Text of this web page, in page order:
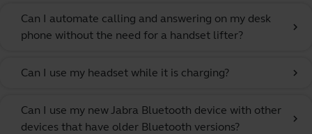
Can I automate calling and answering on my desk
phone without the need for a handset lifter?
chevron_right
Can I use my headset while it is charging? chevron_right
Can I use my new Jabra Bluetooth device with other
devices that have older Bluetooth versions?
chevron_right